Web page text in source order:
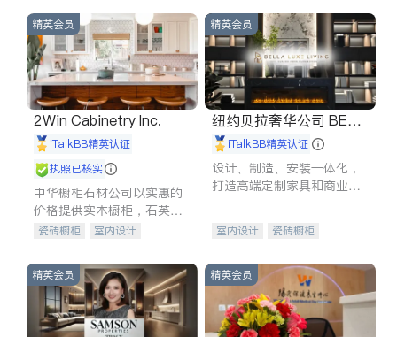
精英会员
2Win Cabinetry Inc.
iTalkBB精英认证
执照已核实
中华橱柜石材公司以实惠的
价格提供实木橱柜，石英石
台面，多种优质不锈钢水
质厨房，家的选择。
瓷砖橱柜
室内设计
室内装修
精英会员
纽约贝拉奢华公司 BELL
A LUXE
iTalkBB精英认证
设计、制造、安装一体化，
打造高端定制家具和商业空
室内设计
瓷砖橱柜
售前软装staging
室内装修
精英会员 精英会员